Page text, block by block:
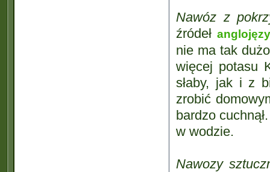
Nawóz z
źródeł
nie ma tak
więcej potasu
słaby, jak i z
zrobić
bardzo
w wodzie.
Nawozy